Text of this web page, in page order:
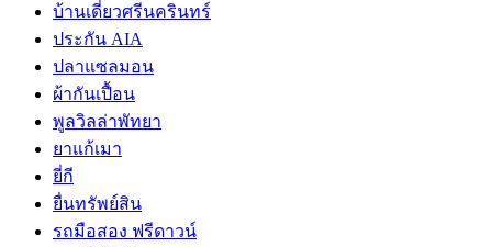
บ้านเดี่ยวศรีนครินทร์
ประกัน AIA
ปลาแซลมอน
ผ้ากันเปื้อน
พูลวิลล่าพัทยา
ยาแก้เมา
ยี่กี
ยื่นทรัพย์สิน
รถมือสอง ฟรีดาวน์